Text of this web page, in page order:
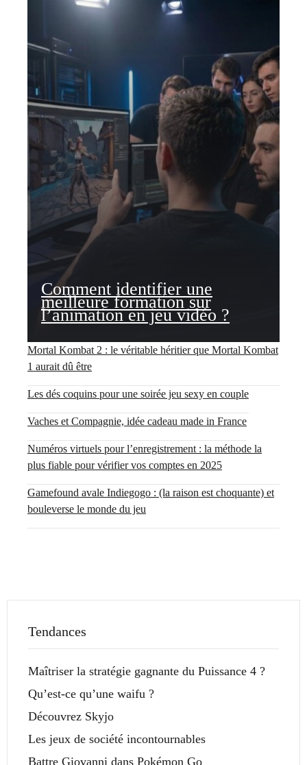
Comment identifier une
meilleure formation sur
l’animation en jeu vidéo ?
Mortal Kombat 2 : le véritable héritier que Mortal Kombat
1 aurait dû être
Les dés coquins pour une soirée jeu sexy en couple
Vaches et Compagnie, idée cadeau made in France
Numéros virtuels pour l’enregistrement : la méthode la
plus fiable pour vérifier vos comptes en 2025
Gamefound avale Indiegogo : (la raison est choquante) et
bouleverse le monde du jeu
Tendances
Maîtriser la stratégie gagnante du Puissance 4 ?
Qu’est-ce qu’une waifu ?
Découvrez Skyjo
Les jeux de société incontournables
Battre Giovanni dans Pokémon Go